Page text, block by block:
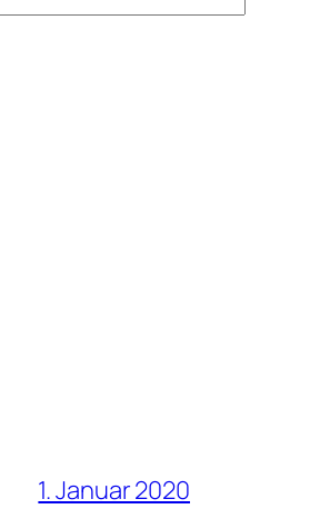
1. Januar 2020